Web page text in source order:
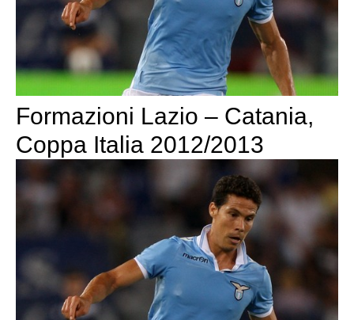
Formazioni Lazio – Catania,
Coppa Italia 2012/2013